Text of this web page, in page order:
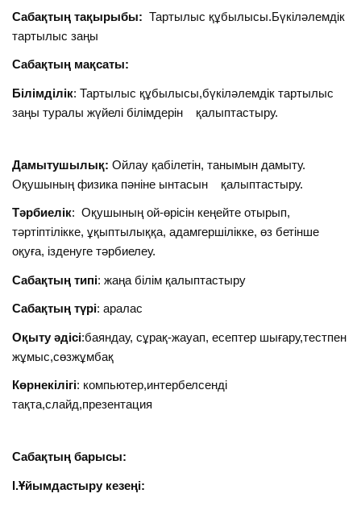
Сабақтың тақырыбы:Тартылыс құбылысы.Бүкіләлемдік
тартылыс заңы
Сабақтың мақсаты:
Білімділік: Тартылыс құбылысы,бүкіләлемдік тартылыс
заңы туралы жүйелі білімдерін қалыптастыру.
Дамытушылық:Ойлау қабілетін, танымын дамыту.
Оқушының физика пәніне ынтасын қалыптастыру.
Тәрбиелік: Оқушының ой-өрісін кеңейте отырып,
тәртіптілікке, ұқыптылыққа, адамгершілікке, өз бетінше
оқуға, ізденуге тәрбиелеу.
Сабақтың типі: жаңа білім қалыптастыру
Сабақтың түрі: аралас
Оқыту әдісі:баяндау, сұрақ-жауап, есептер шығару,тестпен
жұмыс,сөзжұмбақ
Көрнекілігі: компьютер,интербелсенді
тақта,слайд,презентация
Сабақтың барысы:
І.Ұйымдастыру кезеңі: